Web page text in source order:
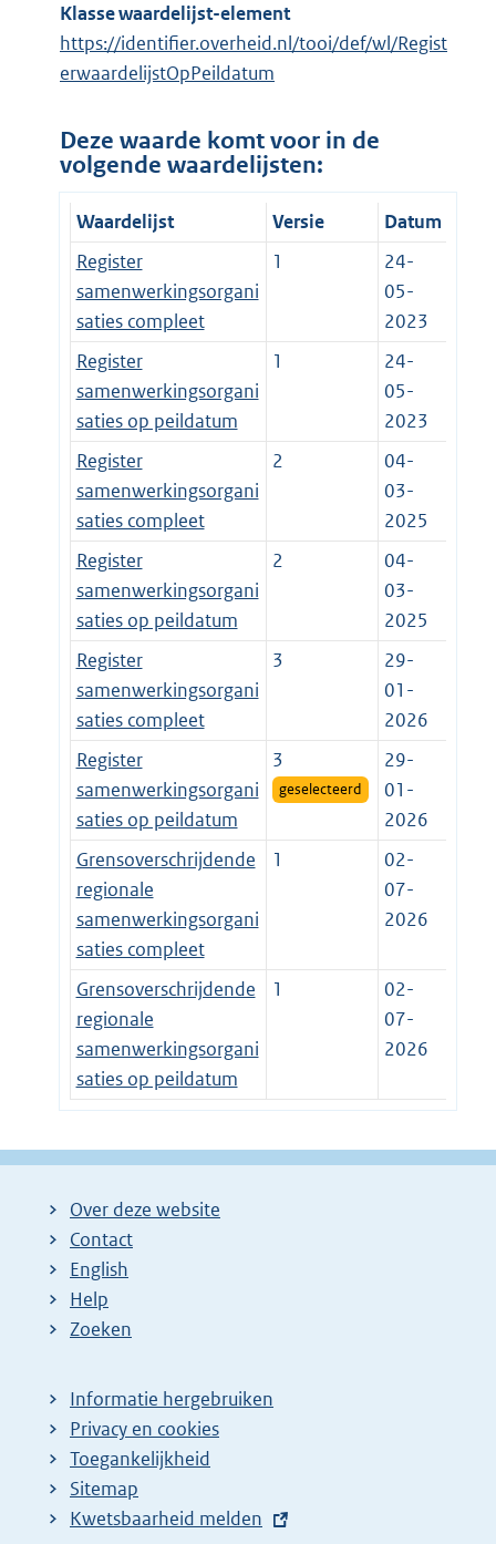
Klasse waardelijst-element
https://identifier.overheid.nl/tooi/def/wl/Regist
erwaardelijstOpPeildatum
Deze waarde komt voor in de
volgende waardelijsten:
Waardelijst Versie
Datum
Register
samenwerkingsorgani
saties compleet
1
24-
05-
2023
Register
samenwerkingsorgani
saties op peildatum
1
24-
05-
2023
Register
samenwerkingsorgani
saties compleet
2
04-
03-
2025
Register
samenwerkingsorgani
saties op peildatum
2
04-
03-
2025
Register
samenwerkingsorgani
saties compleet
3
29-
01-
2026
Register
samenwerkingsorgani
saties op peildatum
3
geselecteerd
29-
01-
2026
Grensoverschrijdende
regionale
samenwerkingsorgani
saties compleet
1
02-
07-
2026
Grensoverschrijdende
regionale
samenwerkingsorgani
saties op peildatum
1
02-
07-
2026
Over deze website
Contact
English
Help
Zoeken
Informatie hergebruiken
Privacy en cookies
Toegankelijkheid
Sitemap
E
Kwetsbaarheid melden